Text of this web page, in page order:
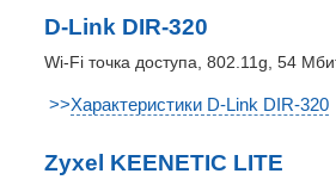
D-Link DIR-320
Wi-Fi точка доступа, 802.11g, 54
>>Характеристики D-Link DIR-320
Zyxel KEENETIC LITE